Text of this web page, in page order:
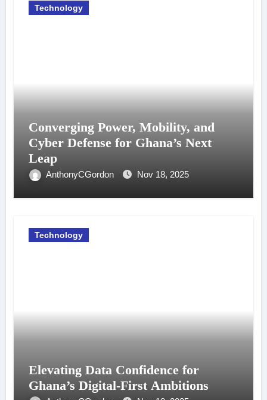
Technology
Converging Power, Mobility, and
Cyber Defense for Ghana’s Next
Leap
AnthonyCGordon Nov 18, 2025
Technology
Elevating Data Confidence for
Ghana’s Digital-First Ambitions